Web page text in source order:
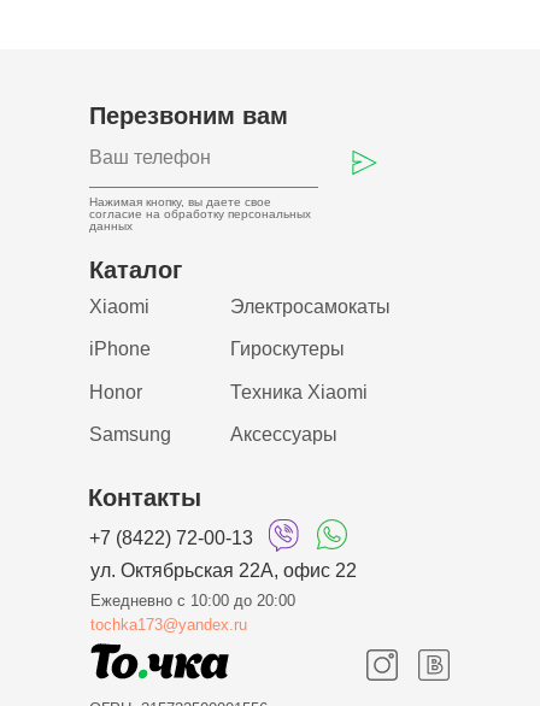
Контакты
Каталог
Перезвоним вам
ул. Октябрьская 22А, офис 22
+7 (8422) 72-00-13
Ежедневно с 10:00 до 20:00
tochka173@yandex.ru
Xiaomi
iPhone
Honor
Samsung
Электросамокаты
Техника Xiaomi
Аксессуары
Гироскутеры
Нажимая кнопку, вы даете свое
согласие на обработку персональных
данных